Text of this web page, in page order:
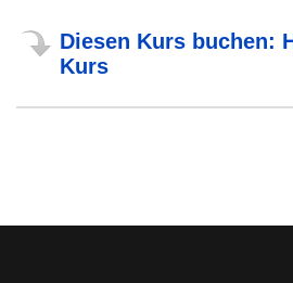
Diesen Kurs buchen:
Kurs